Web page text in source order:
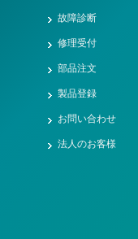
故障診断
修理受付
部品注文
製品登録
お問い合わせ
法人のお客様